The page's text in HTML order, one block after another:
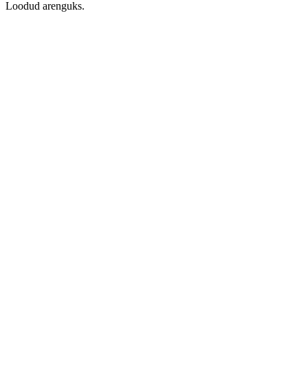
Loodud arenguks.